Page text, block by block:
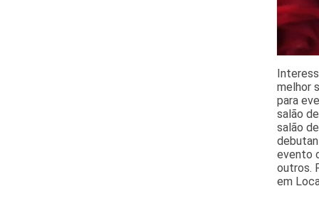
melhor
para
salão
salão
evento
outros.
em